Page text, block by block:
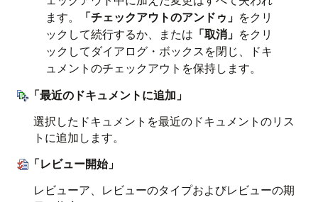
ます。
「チェックアウトのアンドゥ」 をクリ
ックして続行するか、または 「取消」 をクリ
ックしてダイアログ・ボックスを閉じ、ドキ
ュメントのチェックアウトを保持します。
「最近のドキュメントに追加」
選択したドキュメントを最近のドキュメントのリス
トに追加します。
「レビュー開始」
レビューア、レビューのタイプおよびレビューの期